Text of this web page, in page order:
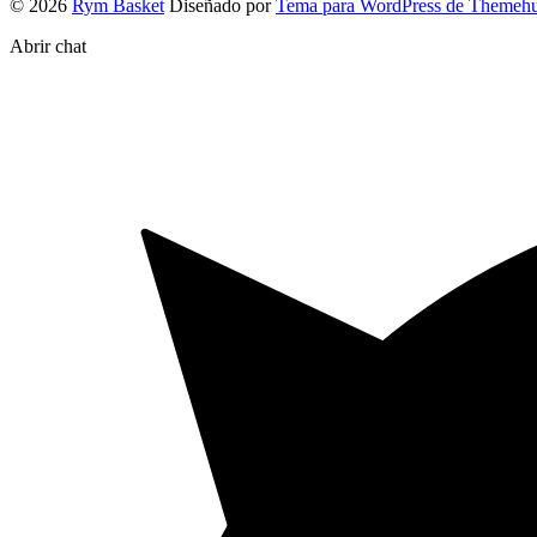
© 2026 Rym Basket Diseñado por Tema para WordPress de
Abrir chat